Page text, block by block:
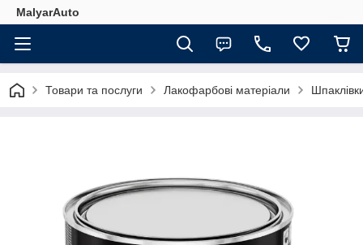
MalyarAuto
Товари та послуги Лакофарбові матеріали